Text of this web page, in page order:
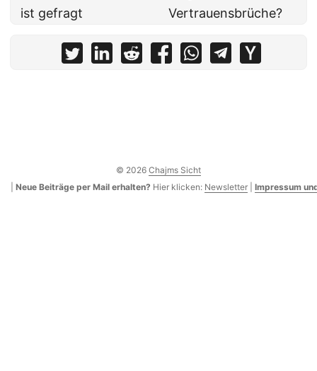
ist gefragt
Vertrauensbrüche?
© 2026 Chajms Sicht
Neue Beiträge per Mail erhalten? Hier klicken: Newsletter Impressum